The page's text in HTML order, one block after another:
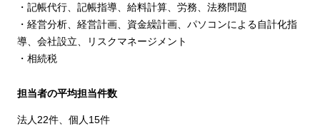
・記帳代行、記帳指導、給料計算、労務、法務問題
・経営分析、経営計画、資金繰計画、パソコンによる自計化指
導、会社設立、リスクマネージメント
・相続税
担当者の平均担当件数
法人22件、個人15件